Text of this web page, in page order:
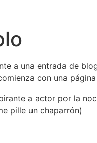
a una entrada de
con una
a actor por la
pille un chaparrón)